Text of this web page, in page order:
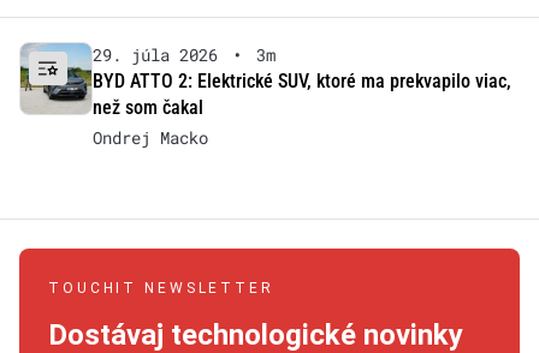
29. júla 2026 •
3m
BYD ATTO 2: Elektrické SUV, ktoré ma prekvapilo viac,
než som čakal
Ondrej Macko
TOUCHIT NEWSLETTER
Dostávaj technologické novinky